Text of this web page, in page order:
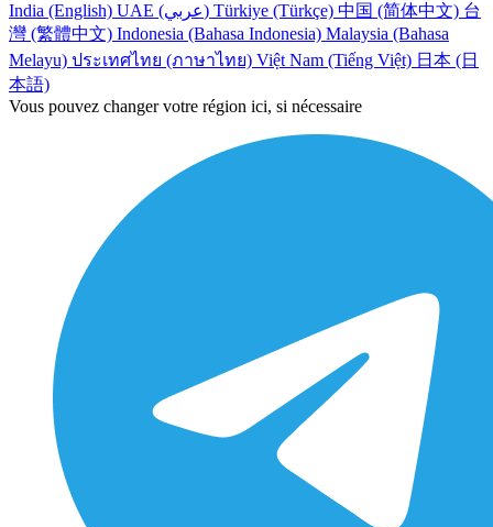
India (English)
UAE (عربي) Türkiye (Türkçe) 中国 (简体中文) 台
灣 (繁體中文) Indonesia (Bahasa Indonesia) Malaysia (Bahasa
Melayu) ประเทศไทย (ภาษาไทย) Việt Nam (Tiếng Việt) 日本 (日
本語)
Vous pouvez changer votre région ici, si nécessaire